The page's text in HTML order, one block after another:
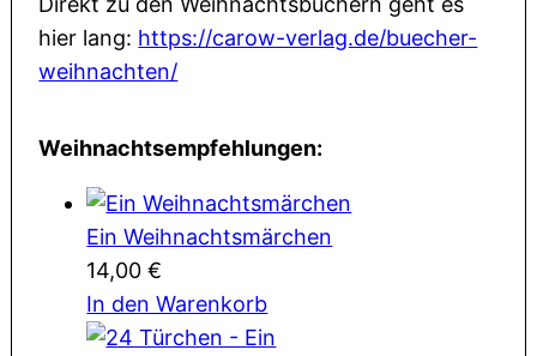
hier lang: https://carow-verlag.de/buecher-
weihnachten/
Weihnachtsempfehlungen:
Ein Weihnachtsmärchen
14,00€
In den Warenkorb